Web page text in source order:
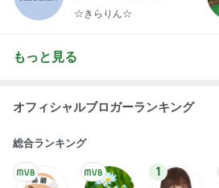
らりん☆のブログ
☆きらりん☆
もっと見る
オフィシャルブロガーランキング
総合ランキング
1